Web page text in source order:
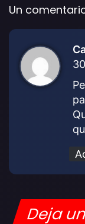
Un
Deja